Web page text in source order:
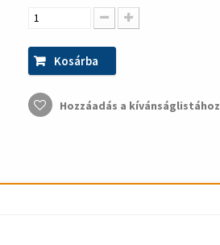
Kosárba
Hozzáadás a kívánságlistához